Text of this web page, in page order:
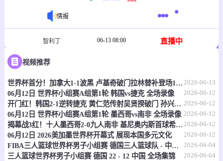
情报
智利丁 06-13 08:00 直播中
上普恩特
情报
美女业余 06-13 08:00 直播中
RKC第三海岸女足 0 - 0 苏福尔斯城女足
情报
视频推荐
世界杯首分！加拿大1-1波黑 卢基奇破门拉林替补登场121秒扳平 2026-06-13
06月12日 世界杯小组赛A组第1轮 韩国vs捷克 全场录像 2026-06-12
开门红！韩国2-1逆转捷克 黄仁范传射吴贤揆破门 孙兴慜屡失良机 2026-06-12
06月12日 世界杯小组赛A组第1轮 墨西哥vs南非 全场录像 2026-06-12
揭幕战3红！十人墨西哥2-0九人南非 基尼奥内斯首球希门尼斯破门 2026-06-12
06月12日 2026美加墨世界杯开幕式 展现本国多元文化 2026-06-12
FIBA三人篮球世界杯男子小组赛 德国三人篮球队 - 中国三人篮球队 全场录像 2026-06-04
三人篮球世界杯男子小组赛 德国 22 - 12 中国 全场集锦 2026-06-04